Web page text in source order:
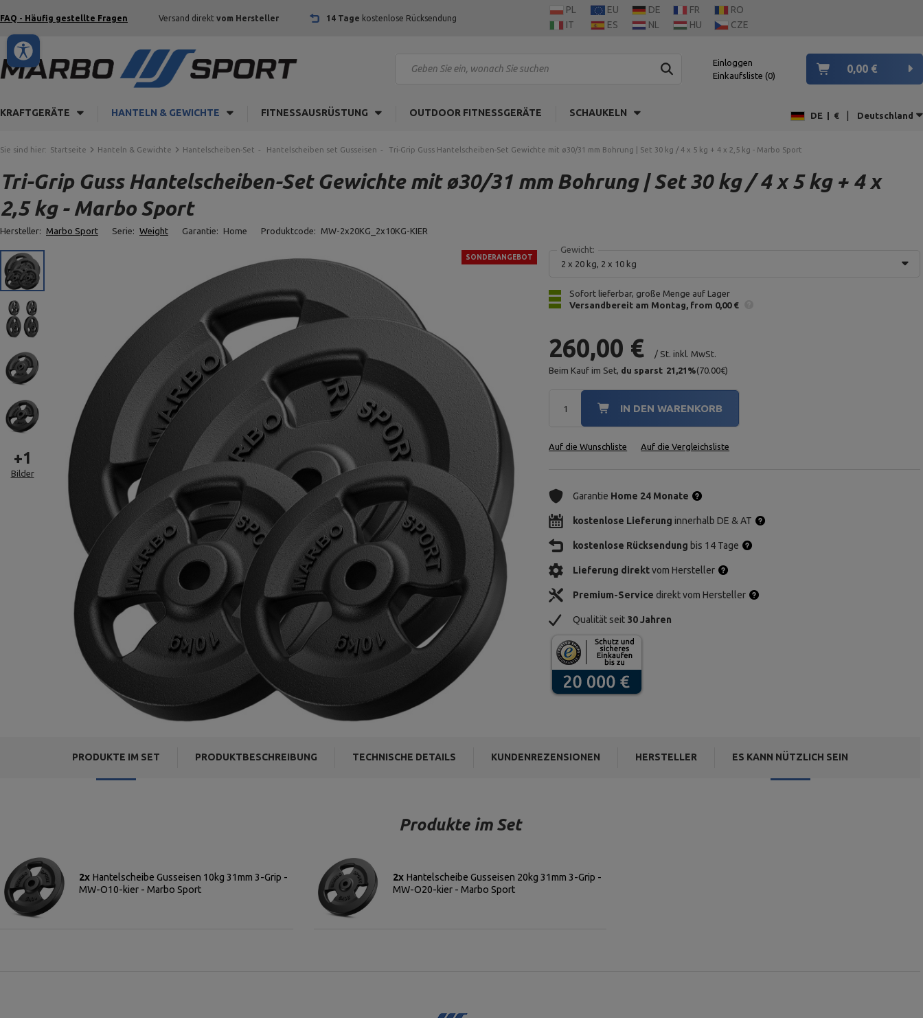
FAQ - Häufig gestellte Fragen Versand direkt vom Hersteller 14 Tage kostenlose Rücksendung
PL EU DE FR
RO
IT
ES NL HU CZE
Einloggen
Einkaufsliste 0
0,00 €
KRAFTGERÄTE HANTELN & GEWICHTE FITNESSAUSRÜSTUNG OUTDOOR FITNESSGERÄTE SCHAUKELN DE € | Deutschland
Sie sind hier: Startseite Hanteln & Gewichte Hantelscheiben-Set Hantelscheiben set Gusseisen Tri-Grip Guss Hantelscheiben-Set Gewichte mit ø30/31 mm Bohrung | Set 30 kg / 4 x 5 kg + 4 x 2,5 kg - Marbo Sport
Tri-Grip Guss Hantelscheiben-Set Gewichte mit ø30/31 mm Bohrung | Set 30 kg / 4 x 5 kg + 4 x
2,5 kg - Marbo Sport
Hersteller: Marbo Sport Serie: Weight Garantie: Home Produktcode: MW-2x20KG_2x10KG-KIER
+1
Bilder
SONDERANGEBOT
Gewicht:
2 x 20 kg, 2 x 10 kg
Sofort lieferbar, große Menge auf Lager
Versandbereit am Montag from 0,00 €
260,00 € / St. inkl. MwSt.
Beim Kauf im Set, du sparst 21,21 %(70.00€)
IN DEN WARENKORB
Auf die Wunschliste Auf die Vergleichsliste
Garantie Home 24 Monate
kostenlose Lieferung innerhalb DE & AT
kostenlose Rücksendung bis 14 Tage
Lieferung direktvom Hersteller
Premium-Service direkt vom Hersteller
Qualität seit 30 Jahren
PRODUKTE IM SET PRODUKTBESCHREIBUNG TECHNISCHE DETAILS KUNDENREZENSIONEN HERSTELLER ES KANN NÜTZLICH SEIN
Produkte im Set
2x Hantelscheibe Gusseisen 10kg 31mm 3-Grip -
MW-O10-kier - Marbo Sport
2x Hantelscheibe Gusseisen 20kg 31mm 3-Grip -
MW-O20-kier - Marbo Sport